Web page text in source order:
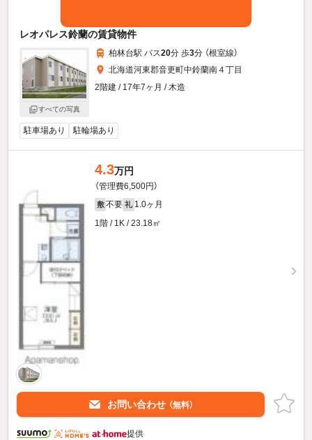
レオパレス鈴蘭の賃貸物件
すべての写真
柏林台駅 バス20分 歩3分 （根室線）
北海道河東郡音更町中鈴蘭南４丁目
2階建 / 17年7ヶ月 / 木造
駐車場あり 駐輪場あり
4.3万円
（管理費6,500円）
敷 不要 礼 1.0ヶ月
1階 / 1K / 23.18㎡
お問い合わせ （無料）
提供